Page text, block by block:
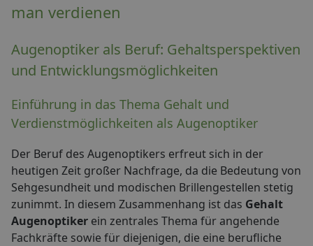
man verdienen
Augenoptiker als Beruf: Gehaltsperspektiven
und Entwicklungsmöglichkeiten
Einführung in das Thema Gehalt und
Verdienstmöglichkeiten als Augenoptiker
Der Beruf des Augenoptikers erfreut sich in der
heutigen Zeit großer Nachfrage, da die Bedeutung von
Sehgesundheit und modischen Brillengestellen stetig
zunimmt. In diesem Zusammenhang ist das Gehalt
Augenoptiker ein zentrales Thema für angehende
Fachkräfte sowie für diejenigen, die eine berufliche